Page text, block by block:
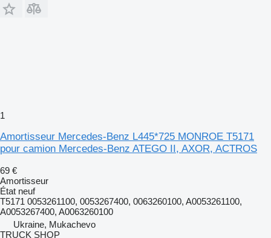
1
Amortisseur Mercedes-Benz L445*725 MONROE T5171
pour camion Mercedes-Benz ATEGO II, AXOR, ACTROS
69 €
Amortisseur
État neuf
T5171 0053261100, 0053267400, 0063260100, A0053261100,
A0053267400, A0063260100
Ukraine, Mukachevo
TRUCK SHOP